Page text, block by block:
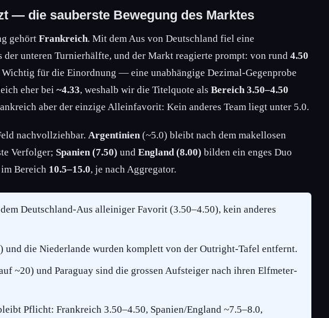
— die sauberste Bewegung des Marktes
gehört Frankreich. Mit dem Aus von Deutschland fiel eine
der unteren Turnierhälfte, und der Markt reagierte prompt: von rund 4.50
für die Einordnung — eine unabhängige Dezimal-Gegenprobe
eher bei ~4.33, weshalb wir die Titelquote als Bereich 3.50–4.50
aber der einzige Alleinfavorit: Kein anderes Team liegt unter 5.0.
nachvollziehbar. Argentinien(~5.0) bleibt nach dem makellosen
Verfolger; Spanien (7.50) und England (8.00) bilden ein enges Duo
Bereich 10.5–15.0, je nach Aggregator.
Deutschland-Aus alleiniger Favorit (3.50–4.50), kein anderes
und die Niederlande wurden komplett von der Outright-Tafel entfernt.
~20) und Paraguay sind die grossen Aufsteiger nach ihren Elfmeter-
Pflicht: Frankreich 3.50–4.50, Spanien/England ~7.5–8.0,